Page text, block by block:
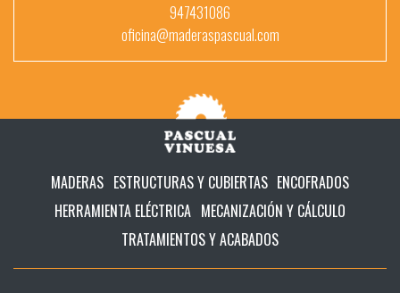
947431086
oficina@maderaspascual.com
MADERAS ESTRUCTURAS Y CUBIERTAS ENCOFRADOS
HERRAMIENTA ELÉCTRICA MECANIZACIÓN Y CÁLCULO
TRATAMIENTOS Y ACABADOS